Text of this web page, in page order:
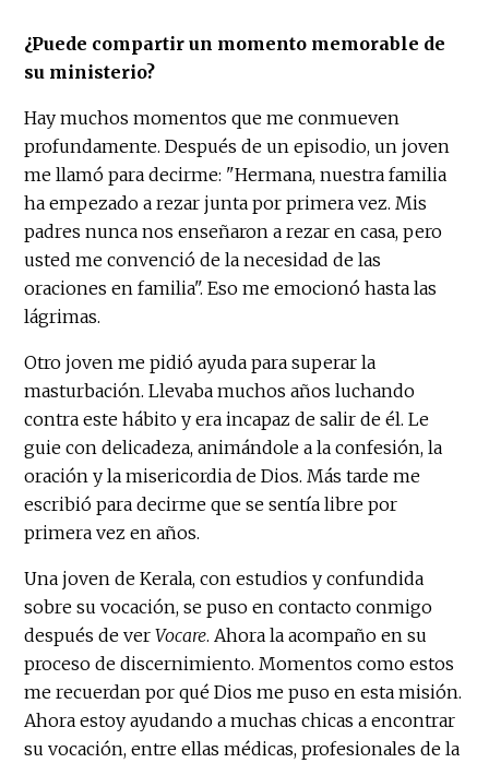
¿Puede compartir un momento memorable de
su ministerio?
Hay muchos momentos que me conmueven
profundamente. Después de un episodio, un joven
me llamó para decirme: "Hermana, nuestra familia
ha empezado a rezar junta por primera vez. Mis
padres nunca nos enseñaron a rezar en casa, pero
usted me convenció de la necesidad de las
oraciones en familia". Eso me emocionó hasta las
lágrimas.
Otro joven me pidió ayuda para superar la
masturbación. Llevaba muchos años luchando
contra este hábito y era incapaz de salir de él. Le
guie con delicadeza, animándole a la confesión, la
oración y la misericordia de Dios. Más tarde me
escribió para decirme que se sentía libre por
primera vez en años.
Una joven de Kerala, con estudios y confundida
sobre su vocación, se puso en contacto conmigo
después de verVocare. Ahora la acompaño en su
proceso de discernimiento. Momentos como estos
me recuerdan por qué Dios me puso en esta misión.
Ahora estoy ayudando a muchas chicas a encontrar
su vocación, entre ellas médicas, profesionales de la